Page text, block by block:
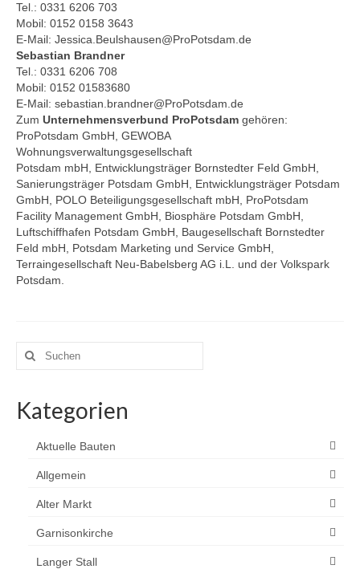
Tel.: 0331 6206 703
Mobil: 0152 0158 3643
E-Mail: Jessica.Beulshausen@ProPotsdam.de
Sebastian Brandner
Tel.: 0331 6206 708
Mobil: 0152 01583680
E-Mail: sebastian.brandner@ProPotsdam.de
Zum Unternehmensverbund ProPotsdam gehören:
ProPotsdam GmbH, GEWOBA
Wohnungsverwaltungsgesellschaft
Potsdam mbH, Entwicklungsträger Bornstedter Feld GmbH,
Sanierungsträger Potsdam GmbH, Entwicklungsträger Potsdam
GmbH, POLO Beteiligungsgesellschaft mbH, ProPotsdam
Facility Management GmbH, Biosphäre Potsdam GmbH,
Luftschiffhafen Potsdam GmbH, Baugesellschaft Bornstedter
Feld mbH, Potsdam Marketing und Service GmbH,
Terraingesellschaft Neu-Babelsberg AG i.L. und der Volkspark
Potsdam.
Suchen
nach:
Kategorien
Aktuelle Bauten
Allgemein
Alter Markt
Garnisonkirche
Langer Stall